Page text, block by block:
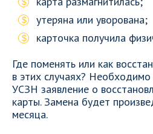
утеряна или уворована;
карточка получила
Где поменять или как
в этих случаях?
УСЗН заявление о
карты. Замена будет
месяца.